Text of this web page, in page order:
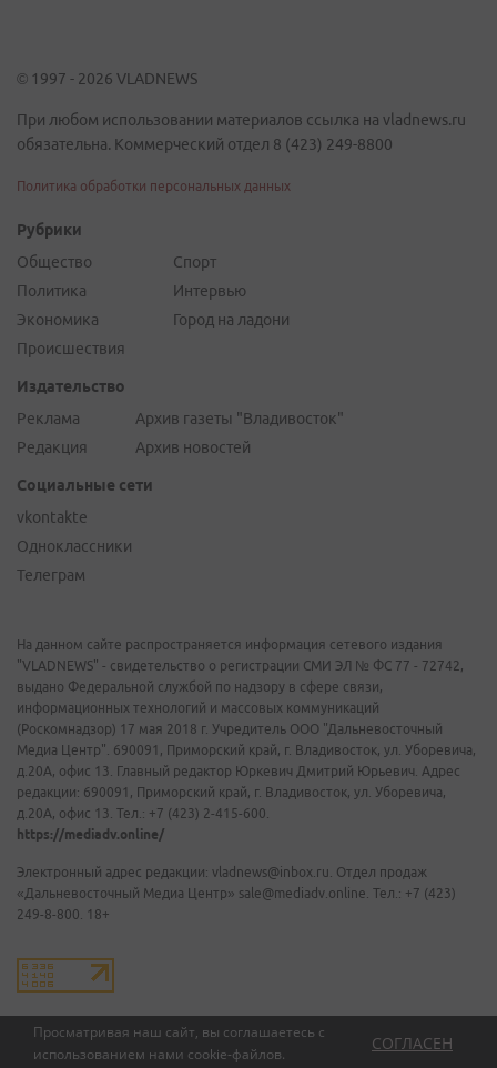
Просматривая наш сайт, вы соглашаетесь с
использованием нами cookie-файлов.
СОГЛАСЕН
© 1997 - 2026 VLADNEWS
При любом использовании материалов ссылка на vladnews.ru
обязательна. Коммерческий отдел 8 (423) 249-8800
Политика обработки персональных данных
Рубрики
Общество
Политика
Экономика
Происшествия
Спорт
Интервью
Город на ладони
Издательство
Реклама
Редакция
Архив газеты "Владивосток"
Архив новостей
Социальные сети
vkontakte
Одноклассники
Телеграм
На данном сайте распространяется информация сетевого издания
"VLADNEWS" - свидетельство о регистрации СМИ ЭЛ № ФС 77 - 72742,
выдано Федеральной службой по надзору в сфере связи,
информационных технологий и массовых коммуникаций
(Роскомнадзор) 17 мая 2018 г. Учредитель ООО "Дальневосточный
Медиа Центр". 690091, Приморский край, г. Владивосток, ул. Уборевича,
д.20А, офис 13. Главный редактор Юркевич Дмитрий Юрьевич. Адрес
редакции: 690091, Приморский край, г. Владивосток, ул. Уборевича,
д.20А, офис 13. Тел.: +7 (423) 2-415-600.
https://mediadv.online/
Электронный адрес редакции: vladnews@inbox.ru. Отдел продаж
«Дальневосточный Медиа Центр» sale@mediadv.online. Тел.: +7 (423)
249-8-800. 18+